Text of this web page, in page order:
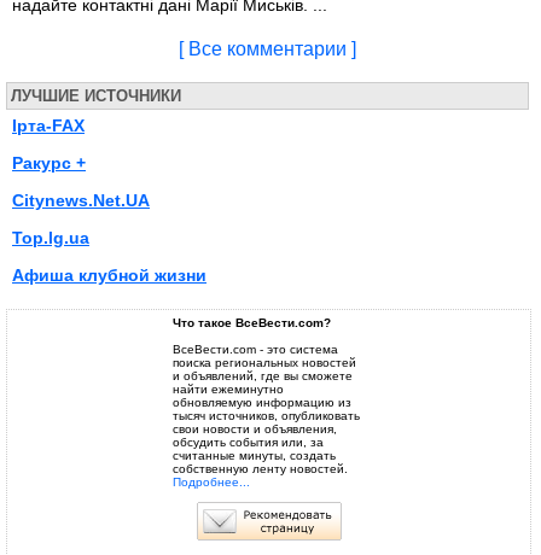
надайте контактні дані Марії Миськів. ...
[ Все комментарии ]
ЛУЧШИЕ ИСТОЧНИКИ
Ірта-FAX
Ракурс +
Citynews.Net.UA
Top.lg.ua
Афиша клубной жизни
Что такое ВсеВести.com?
ВсеВести.com - это система
поиска региональных новостей
и объявлений, где вы сможете
найти ежеминутно
обновляемую информацию из
тысяч источников, опубликовать
свои новости и объявления,
обсудить события или, за
считанные минуты, создать
собственную ленту новостей.
Подробнее...